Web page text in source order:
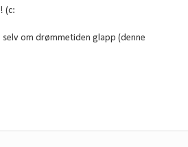
(c:
selv om drømmetiden glapp (denne